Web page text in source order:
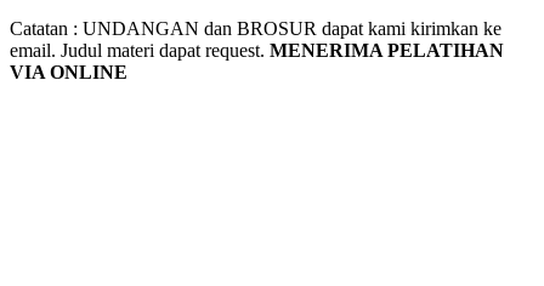
Catatan : UNDANGAN dan BROSUR dapat kami kirimkan ke
email. Judul materi dapat request. MENERIMA PELATIHAN
VIA ONLINE